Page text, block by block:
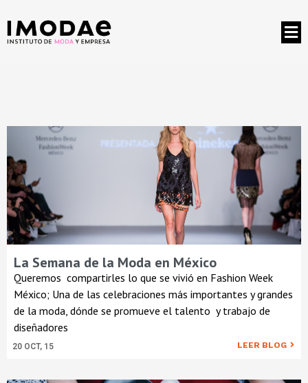
La Semana de la Moda en México
20 OCT, 15
Queremos compartirles lo que se vivió en Fashion Week
México; Una de las celebraciones más importantes y grandes
de la moda, dónde se promueve el talento y trabajo de
diseñadores
LEER BLOG